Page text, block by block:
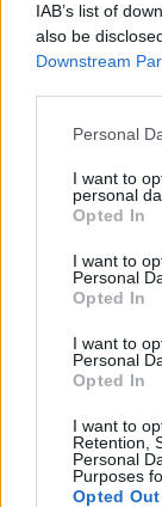
IAB’s list of
also be
Downstream
Personal
I want to
personal
Opted In
I want to
Personal
Opted In
I want to
Personal
Opted In
I want to
Retention,
Personal
Purposes
Opted Out